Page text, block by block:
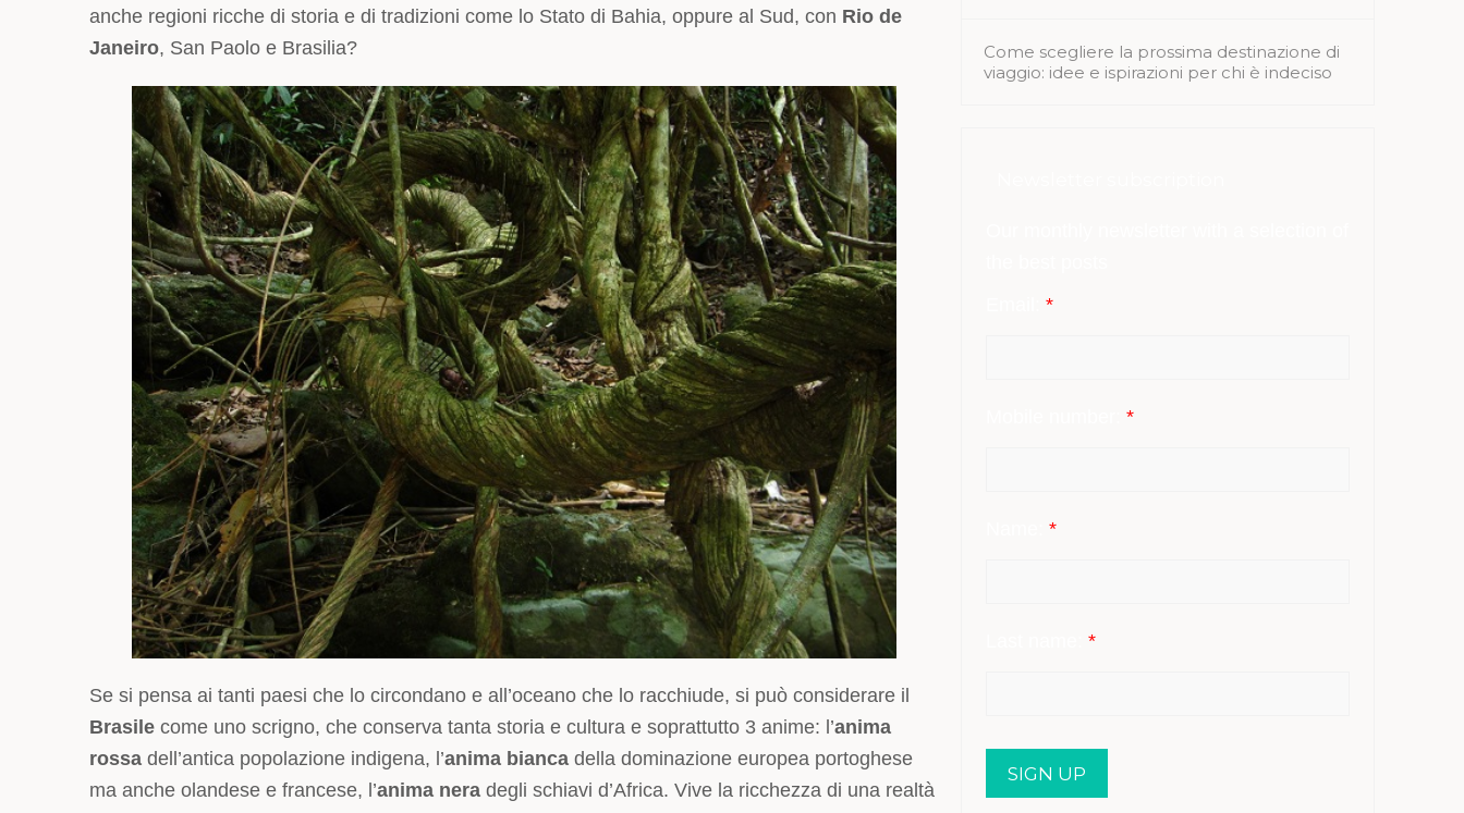
anche regioni ricche di storia e di tradizioni come lo Stato di Bahia, oppure al Sud, con Rio de
Janeiro, San Paolo e Brasilia?
Se si pensa ai tanti paesi che lo circondano e all’oceano che lo racchiude, si può considerare il
Brasile come uno scrigno, che conserva tanta storia e cultura e soprattutto 3 anime: l’anima
rossa dell’antica popolazione indigena, l’anima bianca della dominazione europea portoghese
ma anche olandese e francese, l’anima nera degli schiavi d’Africa. Vive la ricchezza di una realtà
Come scegliere la prossima destinazione di
viaggio: idee e ispirazioni per chi è indeciso
*
*
*
*